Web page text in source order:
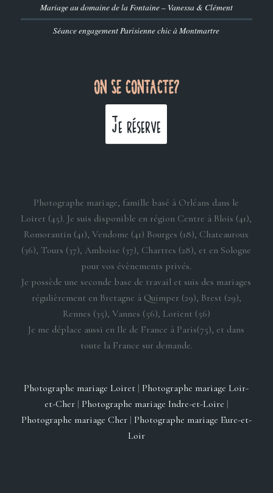
Mariage au domaine de la Fontaine – Vanessa & Clément
Séance engagement Parisienne chic à Montmartre
ON SE CONTACTE?
Je réserve
Photographe mariage, famille basé à Orléans dans le
Loiret (45). Je suis disponible en région Centre à Blois (41),
Romorantin (41), Vendome (41) Bourges (18), Chateauroux
(36), Tours (37), Amboise (37), Chartres (28), et en Sologne
pour vos évènements privés.
Je possède une seconde base de travail et suis des mariages
régulièrement en Bretagne à Quimper (29), Brest (29),
Rennes (35), Vannes (56), Lorient (56)
Je me déplace aussi en Ile de France à Paris(75), et dans
toute la France sur demande.
Photographe mariage Loiret |Photographe mariage Loir-
et-Cher| Photographe mariage Indre-et-Loire |
Photographe mariage Cher| Photographe mariage Eure-et-
Loir